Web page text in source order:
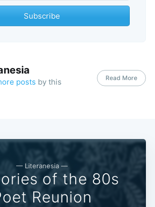
Subscribe
posts by this
Read More
— Literanesia —
of the 80s
Reunion